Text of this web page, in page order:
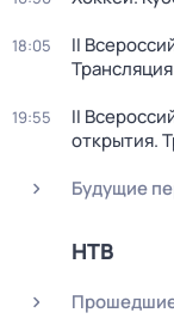
18:05
II
19:55
II
открытия.
Будущие
НТВ